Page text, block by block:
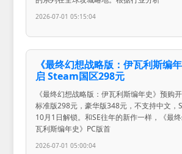
2026-07-01 05:15:04
《最终幻想战略版：伊瓦利斯编
启 Steam国区298元
《最终幻想战略版：伊瓦利斯编年史》预购
标准版298元，豪华版348元，不支持中文，
10月1日解锁。和SE往年的新作一样，《最
瓦利斯编年史》PC版首
2026-07-01 05:00:04